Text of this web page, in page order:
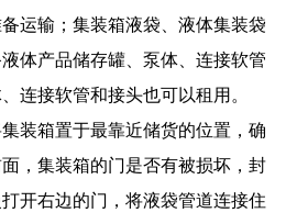
运输；集装箱液袋、液体集装袋
体产品储存罐、泵体、连接软管
连接软管和接头也可以租用。
装箱置于最靠近储货的位置，确
，集装箱的门是否有被损坏，封
开右边的门，将液袋管道连接住